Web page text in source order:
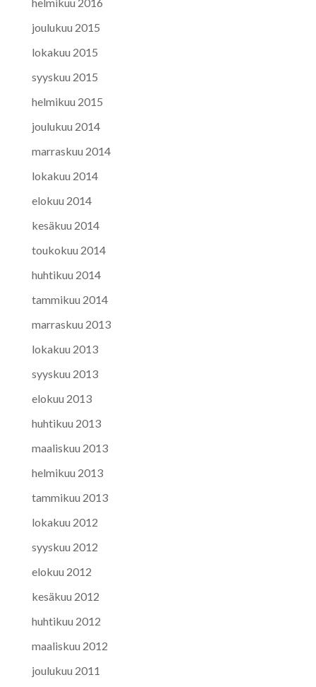
joulukuu 2015
lokakuu 2015
syyskuu 2015
helmikuu 2015
joulukuu 2014
marraskuu 2014
lokakuu 2014
elokuu 2014
kesäkuu 2014
toukokuu 2014
huhtikuu 2014
tammikuu 2014
marraskuu 2013
lokakuu 2013
syyskuu 2013
elokuu 2013
huhtikuu 2013
maaliskuu 2013
helmikuu 2013
tammikuu 2013
lokakuu 2012
syyskuu 2012
elokuu 2012
kesäkuu 2012
huhtikuu 2012
maaliskuu 2012
joulukuu 2011